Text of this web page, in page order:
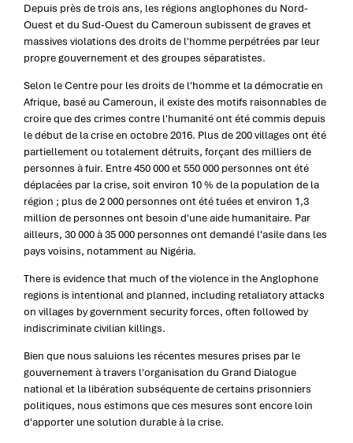
Depuis près de trois ans, les régions anglophones du Nord-
Ouest et du Sud-Ouest du Cameroun subissent de graves et
massives violations des droits de l'homme perpétrées par leur
propre gouvernement et des groupes séparatistes.
Selon le Centre pour les droits de l'homme et la démocratie en
Afrique, basé au Cameroun, il existe des motifs raisonnables de
croire que des crimes contre l'humanité ont été commis depuis
le début de la crise en octobre 2016. Plus de 200 villages ont été
partiellement ou totalement détruits, forçant des milliers de
personnes à fuir. Entre 450 000 et 550 000 personnes ont été
déplacées par la crise, soit environ 10 % de la population de la
région ; plus de 2 000 personnes ont été tuées et environ 1,3
million de personnes ont besoin d'une aide humanitaire. Par
ailleurs, 30 000 à 35 000 personnes ont demandé l'asile dans les
pays voisins, notamment au Nigéria.
There is evidence that much of the violence in the Anglophone
regions is intentional and planned, including retaliatory attacks
on villages by government security forces, often followed by
indiscriminate civilian killings.
Bien que nous saluions les récentes mesures prises par le
gouvernement à travers l'organisation du Grand Dialogue
national et la libération subséquente de certains prisonniers
politiques, nous estimons que ces mesures sont encore loin
d'apporter une solution durable à la crise.